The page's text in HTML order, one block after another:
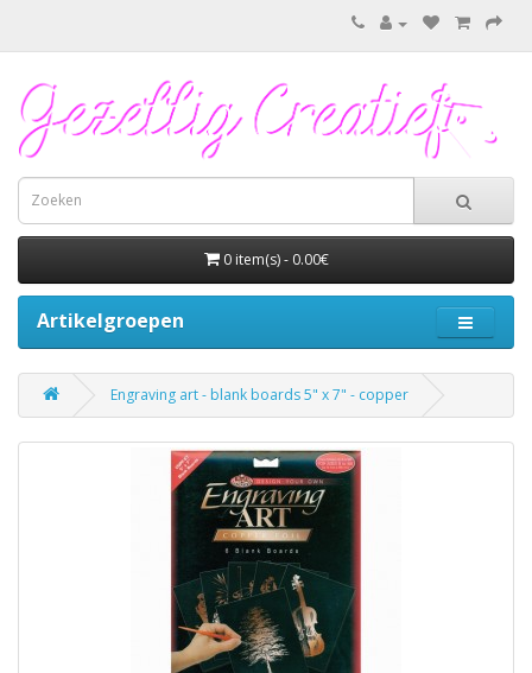
0 item(s) - 0.00€
Artikelgroepen
Engraving art - blank boards 5" x 7" - copper